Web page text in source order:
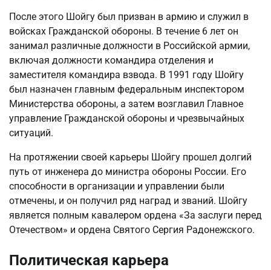
После этого Шойгу был призван в армию и служил в
войсках Гражданской обороны. В течение 6 лет он
занимал различные должности в Российской армии,
включая должности командира отделения и
заместителя командира взвода. В 1991 году Шойгу
был назначен главным федеральным инспектором
Министерства обороны, а затем возглавил Главное
управление Гражданской обороны и чрезвычайных
ситуаций.
На протяжении своей карьеры Шойгу прошел долгий
путь от инженера до министра обороны России. Его
способности в организации и управлении были
отмечены, и он получил ряд наград и званий. Шойгу
является полным кавалером ордена «За заслуги перед
Отечеством» и ордена Святого Сергия Радонежского.
Политическая карьера